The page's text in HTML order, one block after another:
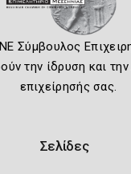
Σύμβουλος
την ίδρυση και την
επιχείρησής σας.
Σελίδες